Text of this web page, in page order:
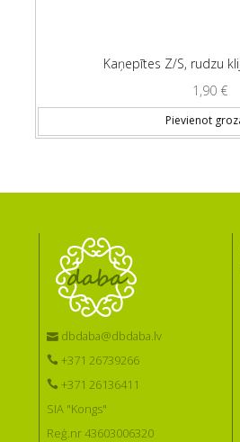
Kaņepītes Z/S, rudzu
1,90 €
Pievienot
dbdaba@dbdaba.lv
+371 26739266
+371 26136411
SIA "Kongs"
Reģ.nr 43603006320